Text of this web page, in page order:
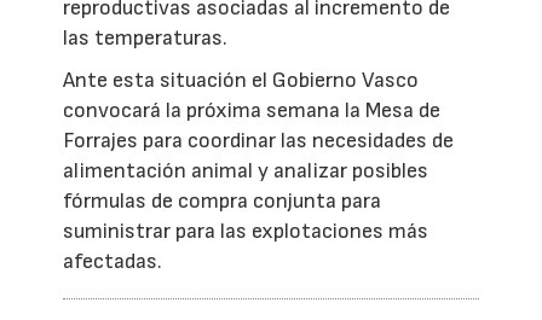
reproductivas asociadas al incremento de
las temperaturas.
Ante esta situación el Gobierno Vasco
convocará la próxima semana la Mesa de
Forrajes para coordinar las necesidades de
alimentación animal y analizar posibles
fórmulas de compra conjunta para
suministrar para las explotaciones más
afectadas.